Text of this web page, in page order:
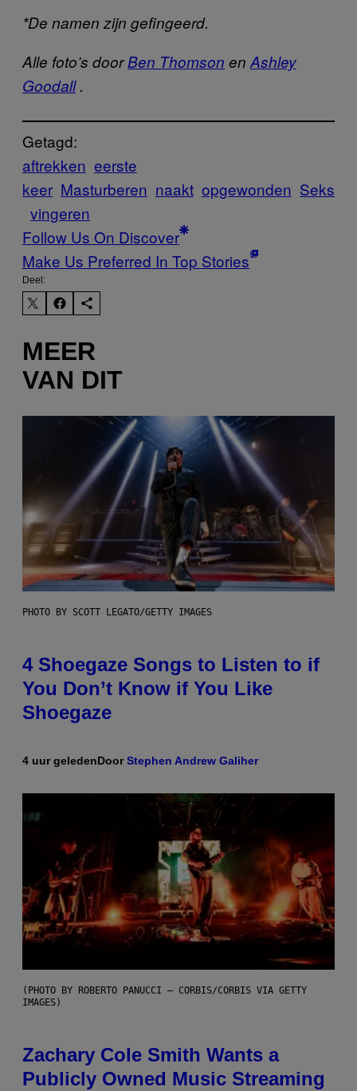
*De namen zijn gefingeerd.
Alle foto’s doorBen Thomson enAshley
Goodall.
Getagd:
aftrekken eerste
keer Masturberen naakt opgewonden Seks
vingeren
Follow Us On Discover
Make Us Preferred In Top Stories
Deel:
MEER
VAN DIT
PHOTO BY SCOTT LEGATO/GETTY IMAGES
4 Shoegaze Songs to Listen to if
You Don’t Know if You Like
Shoegaze
4 uur geledenDoorStephen Andrew Galiher
(PHOTO BY ROBERTO PANUCCI – CORBIS/CORBIS VIA GETTY
IMAGES)
Zachary Cole Smith Wants a
Publicly Owned Music Streaming